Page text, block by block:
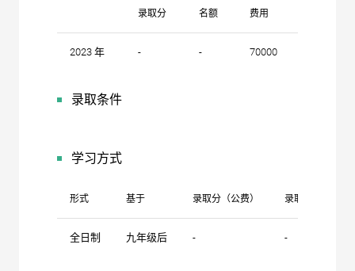
录取分 名额 费用
2023 年 - - 70000
录取条件
学习方式
形式 基于 录取分（公费） 录取分（自费）
全日制 九年级后 - -